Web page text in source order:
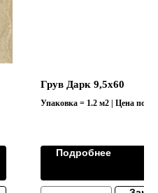
Грув Дарк 9,5х60
Упаковка = 1.2 м2 | Цена по
Подробнее